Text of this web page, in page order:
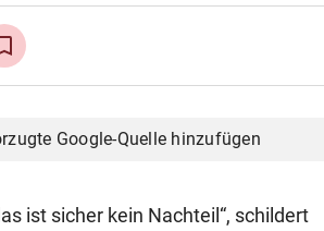
Google-Quelle hinzufügen
ist sicher kein Nachteil“, schildert